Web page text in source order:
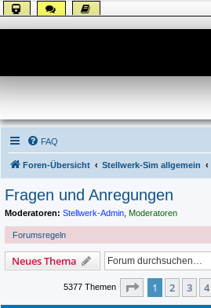
FAQ
Foren-Übersicht Stellwerk-Sim allgemein
Fragen und Anregungen
Moderatoren: Stellwerk-Admin Moderatoren
Forumsregeln
Neues Thema
5377 Themen Seite 1von 269
1 2 3 4